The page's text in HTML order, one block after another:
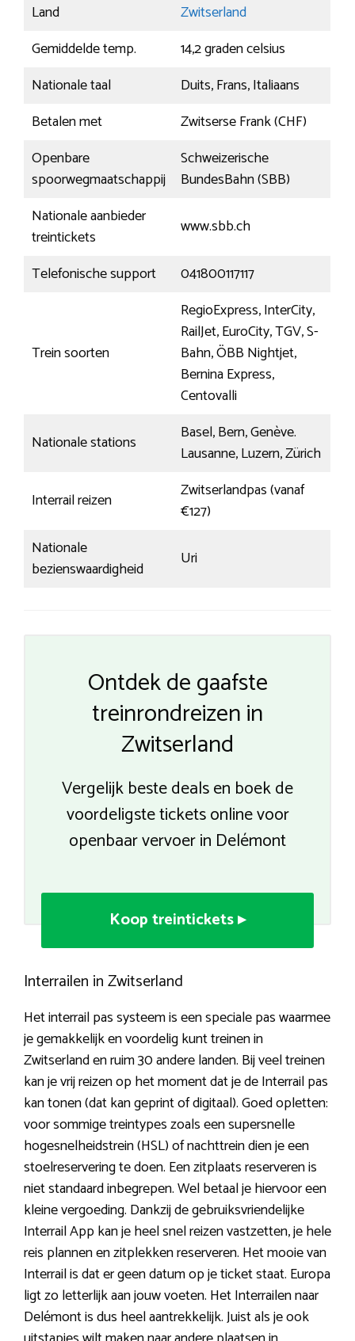
Land
Zwitserland
Gemiddelde temp.
14,2 graden celsius
Nationale taal
Duits, Frans, Italiaans
Betalen met
Zwitserse Frank (CHF)
Openbare
spoorwegmaatschappij
Schweizerische
BundesBahn (SBB)
Nationale aanbieder
treintickets
www.sbb.ch
Telefonische support
041800117117
Trein soorten
RegioExpress, InterCity,
RailJet, EuroCity, TGV, S-
Bahn, ÖBB Nightjet,
Bernina Express,
Centovalli
Nationale stations
Basel, Bern, Genève.
Lausanne, Luzern, Zürich
Interrail reizen
Zwitserlandpas (vanaf
€127)
Nationale
bezienswaardigheid
Uri
Ontdek de gaafste
treinrondreizen in
Zwitserland
Vergelijk beste deals en boek de
voordeligste tickets online voor
openbaar vervoer in Delémont
Koop treintickets ▸
Interrailen in Zwitserland
Het interrail pas systeem is een speciale pas waarmee
je gemakkelijk en voordelig kunt treinen in
Zwitserland en ruim 30 andere landen. Bij veel treinen
kan je vrij reizen op het moment dat je de Interrail pas
kan tonen (dat kan geprint of digitaal). Goed opletten:
voor sommige treintypes zoals een supersnelle
hogesnelheidstrein (HSL) of nachttrein dien je een
stoelreservering te doen. Een zitplaats reserveren is
niet standaard inbegrepen. Wel betaal je hiervoor een
kleine vergoeding. Dankzij de gebruiksvriendelijke
Interrail App kan je heel snel reizen vastzetten, je hele
reis plannen en zitplekken reserveren. Het mooie van
Interrail is dat er geen datum op je ticket staat. Europa
ligt zo letterlijk aan jouw voeten. Het Interrailen naar
Delémont is dus heel aantrekkelijk. Juist als je ook